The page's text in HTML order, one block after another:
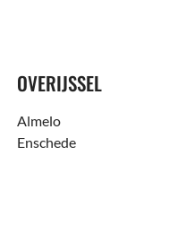
OVERIJSSEL
Almelo
Enschede